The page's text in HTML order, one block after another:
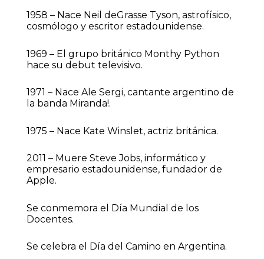
1958 – Nace Neil deGrasse Tyson, astrofísico,
cosmólogo y escritor estadounidense.
1969 – El grupo británico Monthy Python
hace su debut televisivo.
1971 – Nace Ale Sergi, cantante argentino de
la banda Miranda!.
1975 – Nace Kate Winslet, actriz británica.
2011 – Muere Steve Jobs, informático y
empresario estadounidense, fundador de
Apple.
Se conmemora el Día Mundial de los
Docentes.
Se celebra el Día del Camino en Argentina.